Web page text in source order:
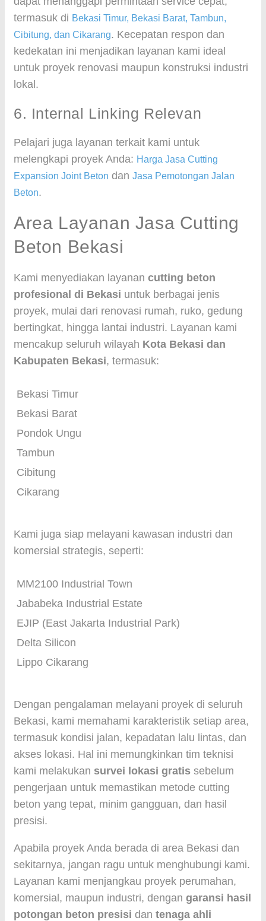
termasuk di Bekasi Timur, Bekasi Barat, Tambun,
Cibitung, dan Cikarang. Kecepatan respon dan
kedekatan ini menjadikan layanan kami ideal
untuk proyek renovasi maupun konstruksi industri
lokal.
6. Internal Linking Relevan
Pelajari juga layanan terkait kami untuk
melengkapi proyek Anda: Harga Jasa Cutting
Expansion Joint Beton dan Jasa Pemotongan Jalan
Beton.
Area Layanan Jasa Cutting
Beton Bekasi
Kami menyediakan layanan cutting beton
profesional di Bekasi untuk berbagai jenis
proyek, mulai dari renovasi rumah, ruko, gedung
bertingkat, hingga lantai industri. Layanan kami
mencakup seluruh wilayah Kota Bekasi dan
Kabupaten Bekasi, termasuk:
Bekasi Timur
Bekasi Barat
Pondok Ungu
Tambun
Cibitung
Cikarang
Kami juga siap melayani kawasan industri dan
komersial strategis, seperti:
MM2100 Industrial Town
Jababeka Industrial Estate
EJIP (East Jakarta Industrial Park)
Delta Silicon
Lippo Cikarang
Dengan pengalaman melayani proyek di seluruh
Bekasi, kami memahami karakteristik setiap area,
termasuk kondisi jalan, kepadatan lalu lintas, dan
akses lokasi. Hal ini memungkinkan tim teknisi
kami melakukan survei lokasi gratis sebelum
pengerjaan untuk memastikan metode cutting
beton yang tepat, minim gangguan, dan hasil
presisi.
Apabila proyek Anda berada di area Bekasi dan
sekitarnya, jangan ragu untuk menghubungi kami.
Layanan kami menjangkau proyek perumahan,
komersial, maupun industri, dengan garansi hasil
potongan beton presisi dan tenaga ahli